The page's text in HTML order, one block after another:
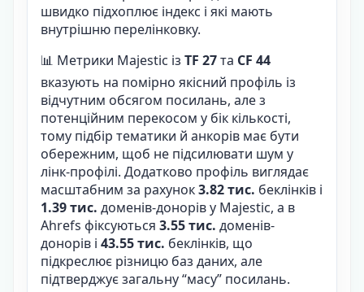
швидко підхоплює індекс і які мають
внутрішню перелінковку.
📊 Метрики Majestic із TF 27та CF 44
вказують на помірно якісний профіль із
відчутним обсягом посилань, але з
потенційним перекосом у бік кількості,
тому підбір тематики й анкорів має бути
обережним, щоб не підсилювати шум у
лінк-профілі. Додатково профіль виглядає
масштабним за рахунок3.82 тис. беклінків і
1.39 тис. доменів-донорів у Majestic, а в
Ahrefs фіксуються 3.55 тис. доменів-
донорів і 43.55 тис. беклінків, що
підкреслює різницю баз даних, але
підтверджує загальну “масу” посилань.